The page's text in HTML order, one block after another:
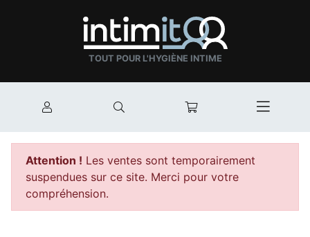
TOUT POUR L'HYGIÈNE INTIME
Mon compte Mon panier
Attention ! Les ventes sont temporairement
suspendues sur ce site. Merci pour votre
compréhension.